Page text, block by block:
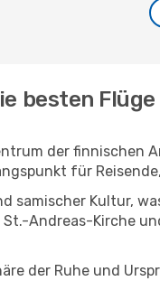
besten Flüge
der finnischen
für
samischer Kultur,
Andreas-Kirche
der Ruhe und